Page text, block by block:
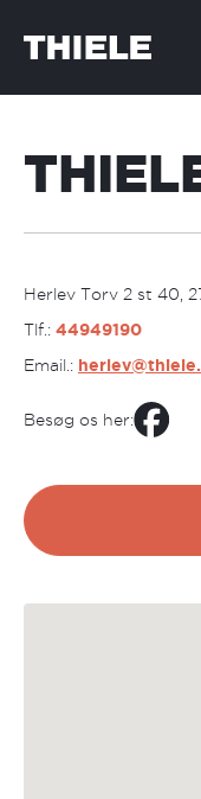
Herlev Torv 2 st 40,
Tlf.: 44949190
Email.:
Besøg os her: